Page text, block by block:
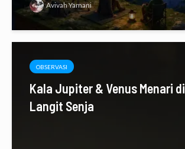
Avivah Yamani
OBSERVASI
Kala Jupiter & Venus Menari di
Langit Senja